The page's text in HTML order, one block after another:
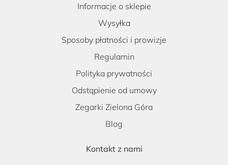
Informacje o sklepie
Wysyłka
Sposoby płatności i prowizje
Regulamin
Polityka prywatności
Odstąpienie od umowy
Zegarki Zielona Góra
Blog
Kontakt z nami